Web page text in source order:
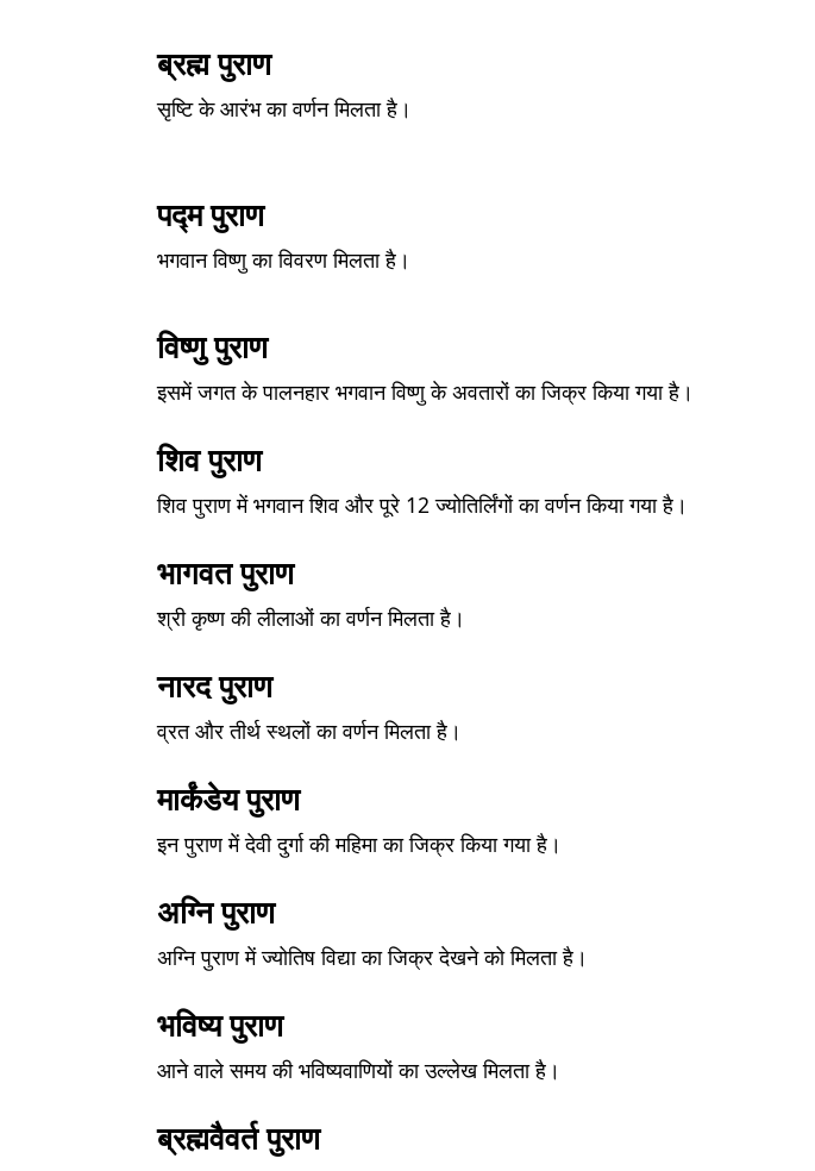
ब्रह्म पुराण
सृष्टि के आरंभ का वर्णन मिलता है।
पद्म पुराण
भगवान विष्णु का विवरण मिलता है।
विष्णु पुराण
इसमें जगत के पालनहार भगवान विष्णु के अवतारों का जिक्र किया गया है।
शिव पुराण
शिव पुराण में भगवान शिव और पूरे 12 ज्योतिर्लिंगों का वर्णन किया गया है।
भागवत पुराण
श्री कृष्ण की लीलाओं का वर्णन मिलता है।
नारद पुराण
व्रत और तीर्थ स्थलों का वर्णन मिलता है।
मार्कंडेय पुराण
इन पुराण में देवी दुर्गा की महिमा का जिक्र किया गया है।
अग्नि पुराण
अग्नि पुराण में ज्योतिष विद्या का जिक्र देखने को मिलता है।
भविष्य पुराण
आने वाले समय की भविष्यवाणियों का उल्लेख मिलता है।
ब्रह्मवैवर्त पुराण